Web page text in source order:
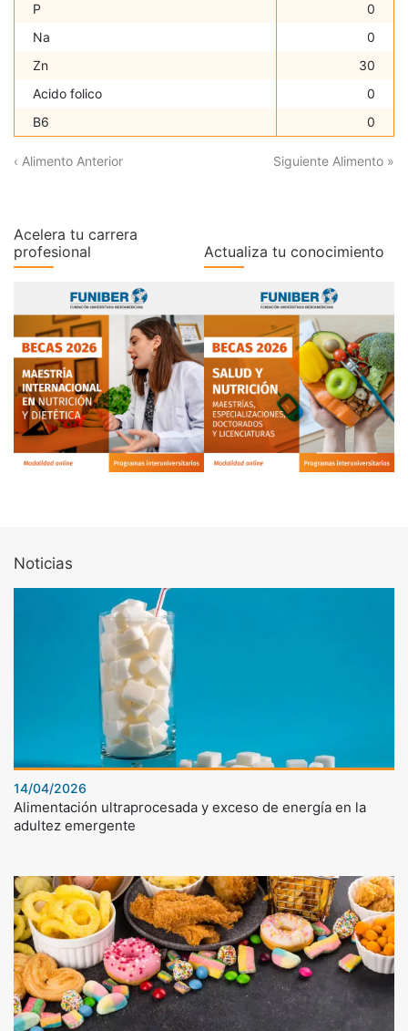
P
0
Na
0
Zn
30
Acido folico
0
B6
0
‹ Alimento Anterior Siguiente Alimento »
Acelera tu carrera
profesional
Actualiza tu conocimiento
Noticias
14/04/2026
Alimentación ultraprocesada y exceso de energía en la
adultez emergente